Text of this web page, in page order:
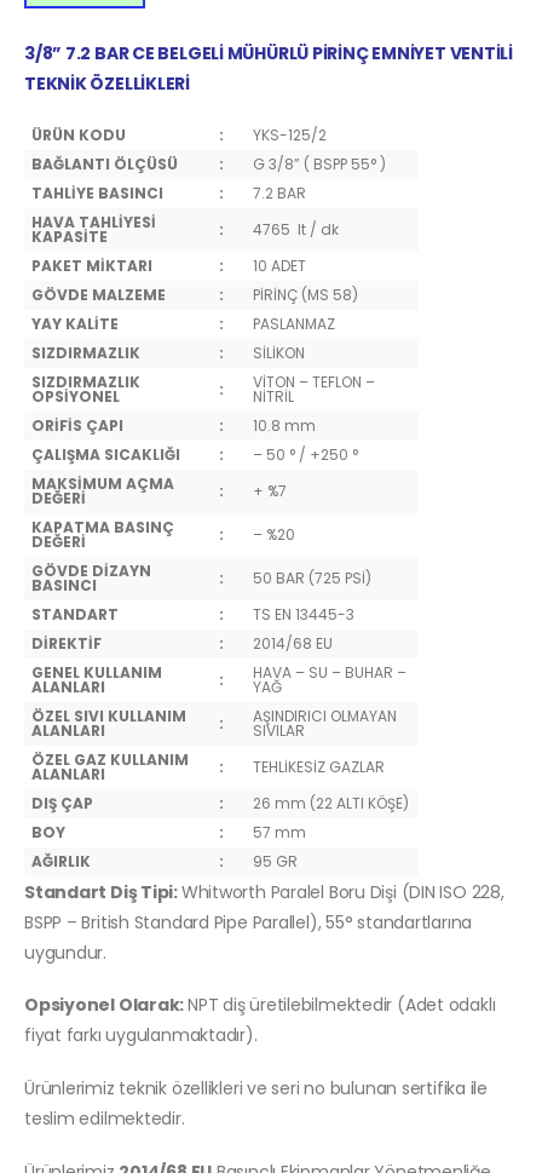
3/8” 7.2 BAR CE BELGELİ MÜHÜRLÜ PİRİNÇ EMNİYET VENTİLİ
TEKNİK ÖZELLİKLERİ
ÜRÜN KODU :
YKS-125/2
BAĞLANTI ÖLÇÜSÜ
:
G 3/8” ( BSPP 55° )
TAHLİYE BASINCI
:
7.2 BAR
HAVA TAHLİYESİ
KAPASİTE :
4765 lt / dk
PAKET MİKTARI
:
10 ADET
GÖVDE MALZEME
:
PİRİNÇ (MS 58)
YAY KALİTE
:
PASLANMAZ
SIZDIRMAZLIK
:
SİLİKON
SIZDIRMAZLIK
OPSİYONEL : VİTON – TEFLON –
NİTRİL
ORİFİS ÇAPI
:
10.8 mm
ÇALIŞMA SICAKLIĞI
:
– 50 ° / +250 °
MAKSİMUM AÇMA
DEĞERİ :
+ %7
KAPATMA BASINÇ
DEĞERİ :
– %20
GÖVDE DİZAYN
BASINCI :
50 BAR (725 PSİ)
STANDART
:
TS EN 13445-3
DİREKTİF
:
2014/68 EU
GENEL KULLANIM
ALANLARI : HAVA – SU – BUHAR –
YAĞ
ÖZEL SIVI KULLANIM
ALANLARI : AŞINDIRICI OLMAYAN
SIVILAR
ÖZEL GAZ KULLANIM
ALANLARI :
TEHLİKESİZ GAZLAR
DIŞ ÇAP
:
26 mm (22 ALTI KÖŞE)
BOY
:
57 mm
AĞIRLIK
: 95 GR
Standart Diş Tipi:Whitworth Paralel Boru Dişi (DIN ISO 228,
BSPP – British Standard Pipe Parallel), 55° standartlarına
uygundur.
Opsiyonel Olarak:NPT diş üretilebilmektedir (Adet odaklı
fiyat farkı uygulanmaktadır).
Ürünlerimiz teknik özellikleri ve seri no bulunan sertifika ile
teslim edilmektedir.